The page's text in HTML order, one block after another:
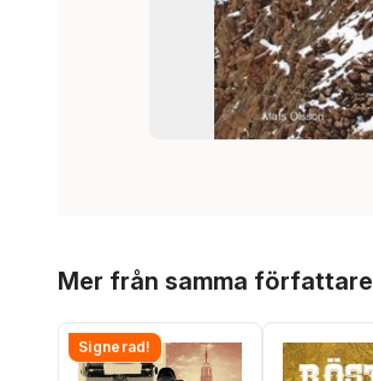
Mer från samma författare
Signerad!